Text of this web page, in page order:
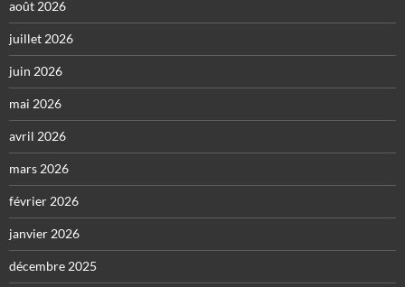
août 2026
juillet 2026
juin 2026
mai 2026
avril 2026
mars 2026
février 2026
janvier 2026
décembre 2025